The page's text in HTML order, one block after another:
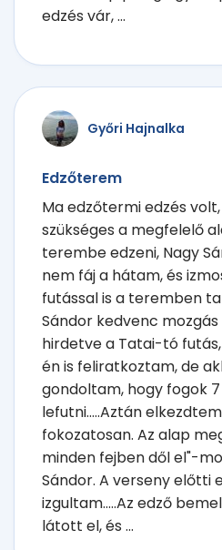
edzés vár, ...
Győri Hajnalka
Edzőterem
Ma edzőtermi edzés
szükséges a megfelelő
terembe edzeni, Nagy
nem fáj a hátam, és
futással is a teremben
Sándor kedvenc
hirdetve a Tatai-tó
én is feliratkoztam, de
gondoltam, hogy fogok
lefutni.....Aztán elkezdtem
fokozatosan. Az alap
minden fejben dől el"-
Sándor. A verseny előtti
izgultam.....Az edző
látott el, és ...